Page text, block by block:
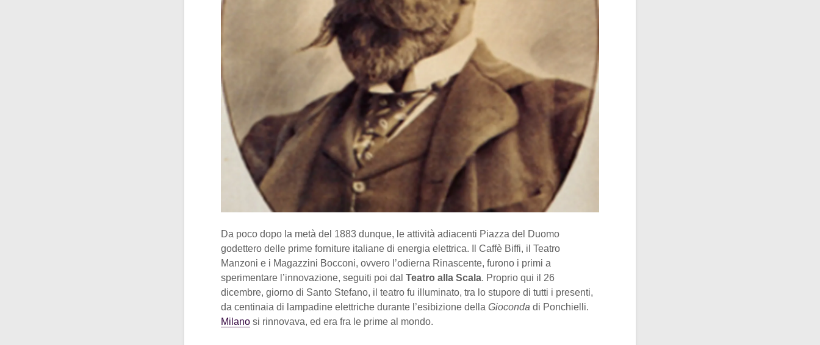
Da poco dopo la metà del 1883 dunque, le attività adiacenti Piazza del Duomo
godettero delle prime forniture italiane di energia elettrica. Il Caffè Biffi, il Teatro
Manzoni e i Magazzini Bocconi, ovvero l’odierna Rinascente, furono i primi a
sperimentare l’innovazione, seguiti poi dal Teatro alla Scala. Proprio qui il 26
dicembre, giorno di Santo Stefano, il teatro fu illuminato, tra lo stupore di tutti i presenti,
da centinaia di lampadine elettriche durante l’esibizione della Gioconda di Ponchielli.
Milano si rinnovava, ed era fra le prime al mondo.